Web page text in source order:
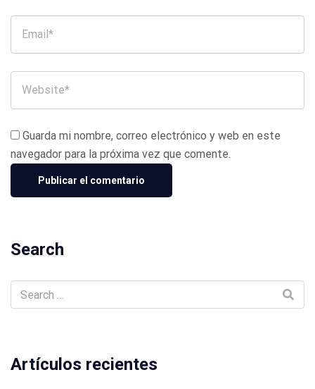
Guarda mi nombre, correo electrónico y web en este
navegador para la próxima vez que comente.
Search
Artículos recientes